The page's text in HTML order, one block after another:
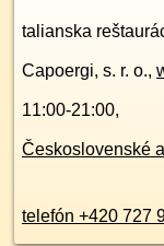
talianska
Capoergi, s. r. o.,
11:00-21:00,
Československé
telefón +420 727